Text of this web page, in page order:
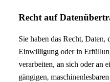
Recht auf
Sie haben das Recht,
Einwilligung oder in
verarbeiten, an sich oder an
gängigen,